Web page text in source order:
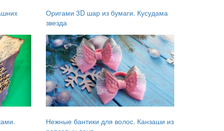
Оригами 3D шар из бумаги. Кусудама
звезда
Нежные бантики для волос. Канзаши из